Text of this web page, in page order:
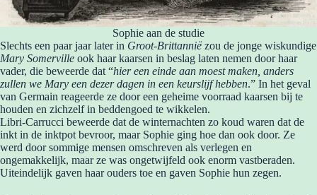
Sophie aan de studie
Slechts een paar jaar later in Groot-Brittannië zou de jonge wiskundige
Mary Somerville ook haar kaarsen in beslag laten nemen door haar
vader, die beweerde dat “hier een einde aan moest maken, anders
zullen we Mary een dezer dagen in een keurslijf hebben.” In het geval
van Germain reageerde ze door een geheime voorraad kaarsen bij te
houden en zichzelf in beddengoed te wikkelen.
Libri-Carrucci beweerde dat de winternachten zo koud waren dat de
inkt in de inktpot bevroor, maar Sophie ging hoe dan ook door. Ze
werd door sommige mensen omschreven als verlegen en
ongemakkelijk, maar ze was ongetwijfeld ook enorm vastberaden.
Uiteindelijk gaven haar ouders toe en gaven Sophie hun zegen.